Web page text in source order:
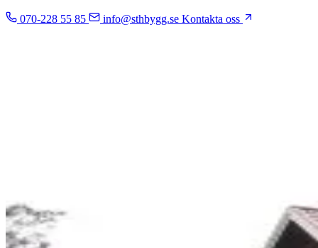
070-228 55 85 info@sthbygg.se Kontakta oss